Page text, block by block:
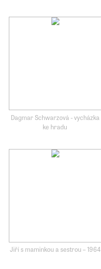
Dagmar Schwarzová - vycházka
ke hradu
Jiří s maminkou a sestrou – 1964